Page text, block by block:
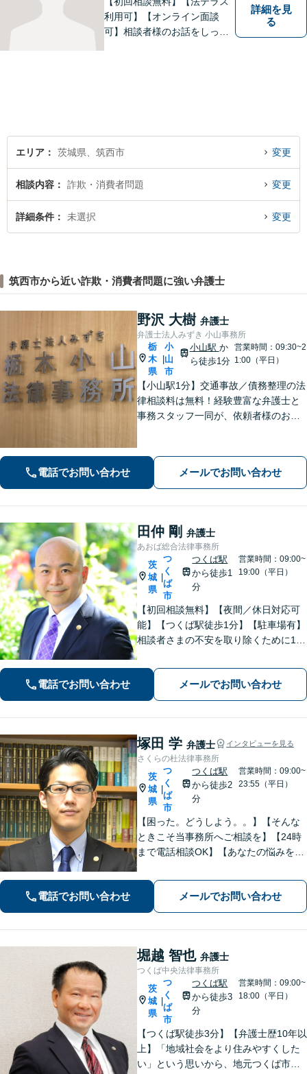
利用可】【オンライン面談
可】相談者様のお話をしっか
詳細を見
る
エリア 茨城県、筑西市 変更
相談内容 詐欺・消費者問題 変更
詳細条件 未選択 変更
筑西市から近い詐欺・消費者問題に強い弁護士
野沢 大樹 弁護士
弁護士法人みずき 小山事務所
栃
木
県
小
山
市
小山駅 か
ら徒歩1分
営業時間：09:30~2
1:00（平日）
【小山駅1分】交通事故／債務整理の法
律相談料は無料！経験豊富な弁護士と
事務スタッフ一同が、依頼者様のお悩
観点から解決策をご提案してまいりま
す。【休日・夜間対応】
電話でお問い合わせ メールでお問い合わせ
田仲 剛 弁護士
あおば総合法律事務所
茨
城
県
つ
く
ば
市
つくば駅
から徒歩1
分
営業時間：09:00~
19:00（平日）
【初回相談無料】【夜間／休日対応可
能】【つくば駅徒歩1分】【駐車場有】
相談者さまの不安を取り除くために1件
談者さまに寄り添った解決方法を提案
することを心がけています。まずはお
気軽にお問い合わせください。
電話でお問い合わせ メールでお問い合わせ
塚田 学 弁護士 インタビューを見る
さくらの杜法律事務所
茨
城
県
つ
く
ば
市
つくば駅
から徒歩2
分
営業時間：09:00~
23:55（平日）
【困った。どうしよう。。】【そんな
ときこそ当事務所へご相談を】【24時
まで電話相談OK】【あなたの悩みを聞
交通事故、未払賃金、債権回収など解
決実績多数。ご相談内容にとことん向
き合い、最善の解決を目指します。
電話でお問い合わせ メールでお問い合わせ
堀越 智也 弁護士
つくば中央法律事務所
茨
城
県
つ
く
ば
市
つくば駅
から徒歩3
分
営業時間：09:00~
18:00（平日）
【つくば駅徒歩3分】【弁護士歴10年以
上】「地域社会をより住みやすくした
い」という思いから、地元つくば市で